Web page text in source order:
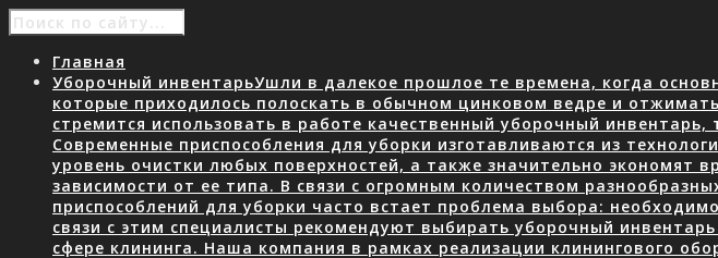
Главная
Уборочный инвентарьУшли в далекое прошлое те времена, когда
которые приходилось полоскать в обычном цинковом ведре и
стремится использовать в работе качественный уборочный
Современные приспособления для уборки изготавливаются из
уровень очистки любых поверхностей, а также значительно
зависимости от ее типа. В связи с огромным количеством
приспособлений для уборки часто встает проблема выбора:
связи с этим специалисты рекомендуют выбирать уборочный
сфере клининга. Наша компания в рамках реализации клинингового